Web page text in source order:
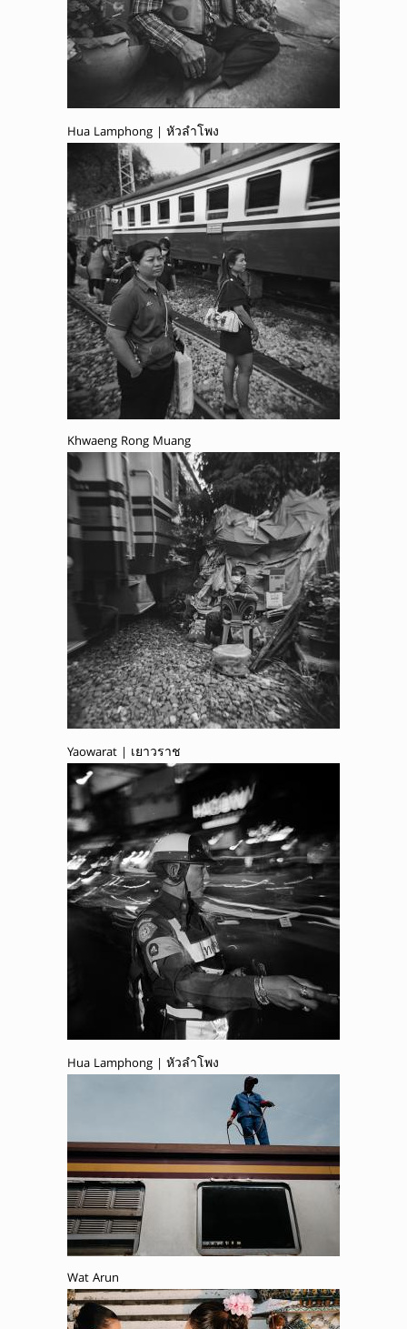
Hua Lamphong | หัวลำโพง
Khwaeng Rong Muang
Yaowarat | เยาวราช
Hua Lamphong | หัวลำโพง
Wat Arun